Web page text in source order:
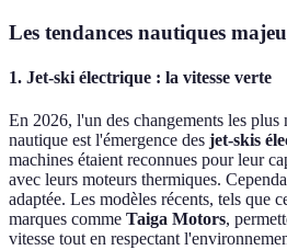
Les tendances nautiques
1. Jet-ski électrique : la vitesse verte
En 2026, l'un des changements les plus
nautique est l'émergence des jet-skis
machines étaient reconnues pour leur
avec leurs moteurs thermiques.
adaptée. Les modèles récents, tels que
marques comme Taiga Motors,
vitesse tout en respectant